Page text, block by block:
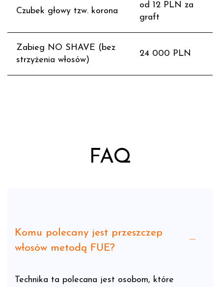
Czubek głowy tzw. korona
od 12 PLN za
graft
Zabieg NO SHAVE (bez
strzyżenia włosów)
24 000 PLN
FAQ
Komu polecany jest przeszczep
włosów metodą FUE?
Technika ta polecana jest osobom, które